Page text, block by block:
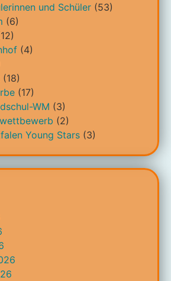
und Schüler (53)
(6)
(4)
(18)
(17)
WM (3)
(2)
Young Stars (3)